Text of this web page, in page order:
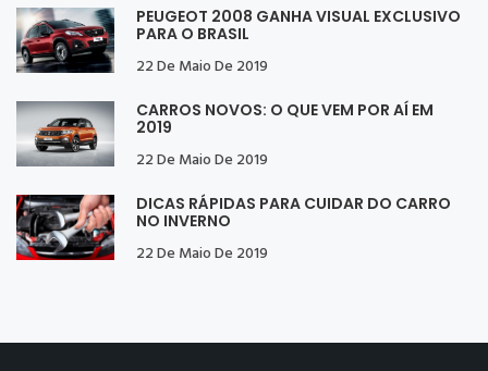
PEUGEOT 2008 GANHA VISUAL EXCLUSIVO
PARA O BRASIL
22 De Maio De 2019
CARROS NOVOS: O QUE VEM POR AÍ EM
2019
22 De Maio De 2019
DICAS RÁPIDAS PARA CUIDAR DO CARRO
NO INVERNO
22 De Maio De 2019